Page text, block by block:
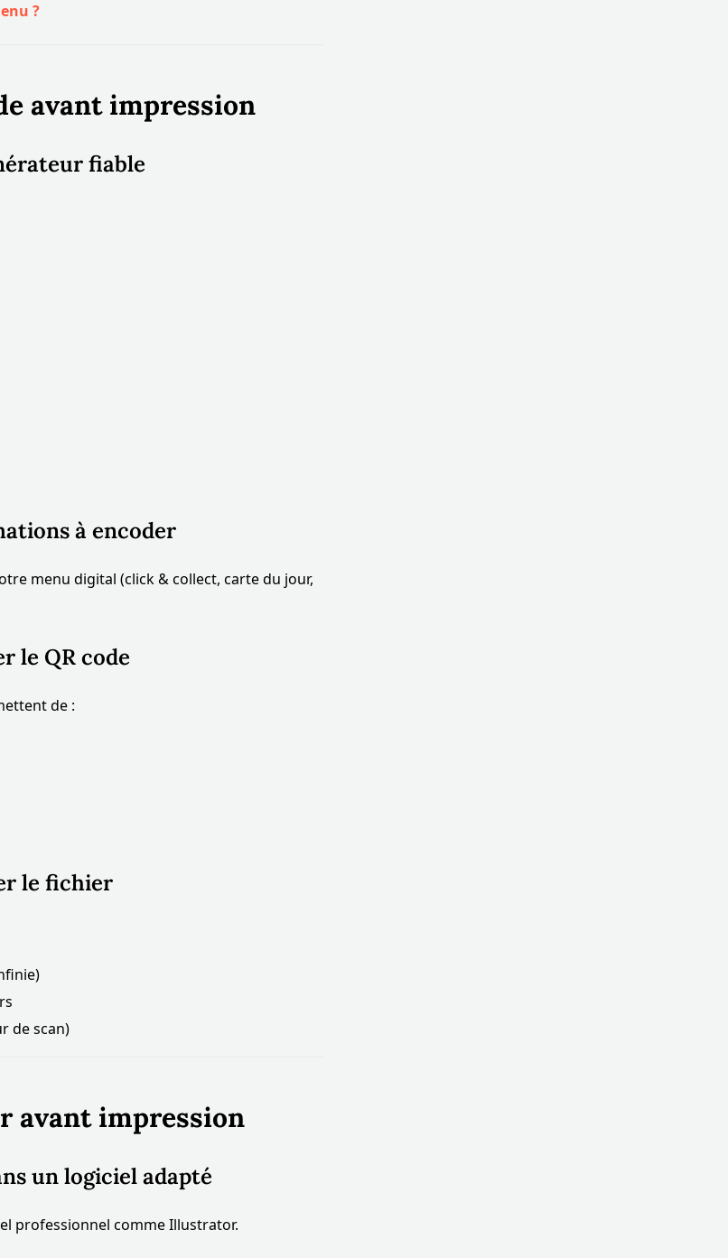
?
avant impression
fiable
à encoder
menu digital (click & collect, carte du jour,
le QR code
de :
le fichier
de scan)
avant impression
un logiciel adapté
professionnel comme Illustrator.